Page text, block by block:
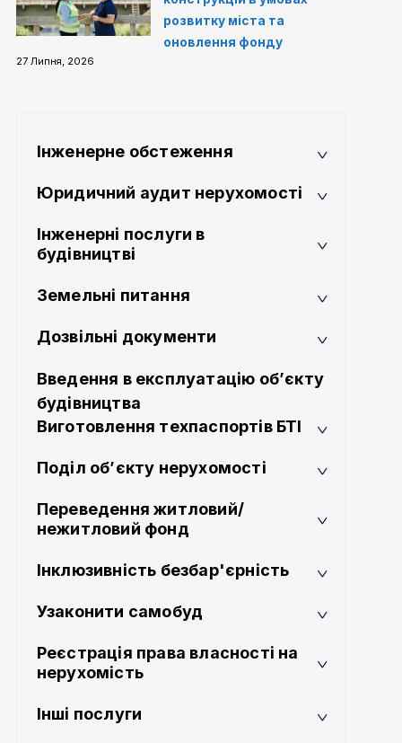
розвитку міста та
оновлення фонду
27 Липня, 2026
Інженерне обстеження
Юридичний аудит нерухомості
Інженерні послуги в
будівництві
Земельні питання
Дозвільні документи
Введення в експлуатацію об’єкту
будівництва
Виготовлення техпаспортів БТІ
Поділ об’єкту нерухомості
Переведення житловий/
нежитловий фонд
Інклюзивність безбар'єрність
Узаконити самобуд
Реєстрація права власності на
нерухомість
Інші послуги